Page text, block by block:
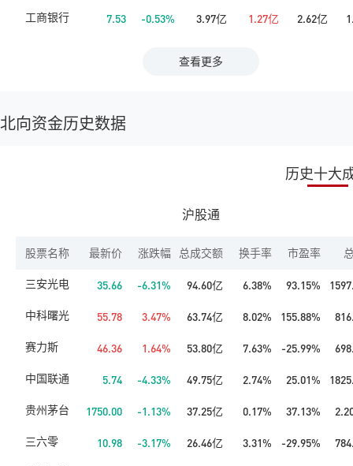
工商银行 7.53 -0.53% 3.97亿 1.27亿 2.62亿
查看更多
北向资金历史数据
历史十大
沪股通
股票名称 最新价 涨跌幅 总成交额 换手率 市盈率
三安光电 35.66 -6.31% 94.60亿 6.38% 93.15%
中科曙光 55.78 3.47% 63.74亿 8.02% 155.88%
赛力斯 46.36 1.64% 53.80亿 7.63% -25.99%
中国联通 5.74 -4.33% 49.75亿 2.74% 25.01%
贵州茅台 1750.00 -1.13% 37.25亿 0.17% 37.13%
三六零 10.98 -3.17% 26.46亿 3.31% -29.95%